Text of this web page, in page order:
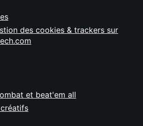
des cookies & trackers sur
et beat'em all